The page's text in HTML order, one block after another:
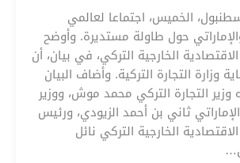
الخميس، اجتماعا لعالمي
حول طاولة مستديرة. وأوضح
الخارجية التركي، في بيان، أن
وزارة التجارة التركية. وأضاف البيان
وزير التجارة التركي محمد موش، ووزير
الإماراتي ثاني بن أحمد الزيودي، ورئيس
الخارجية التركي نائل